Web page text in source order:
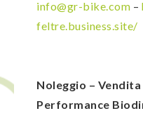
info@gr-bike.com –
feltre.business.site/
Noleggio –
Performance